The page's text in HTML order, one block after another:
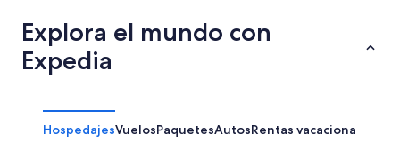
Explora el mundo con
Expedia
HospedajesVuelosPaquetesAutosRentas vacacionales